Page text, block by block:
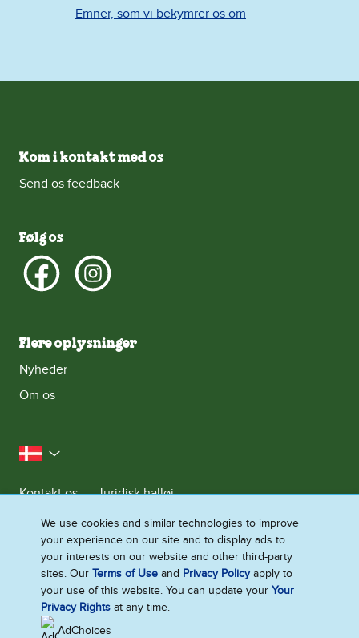
Emner, som vi bekymrer os om
Kom i kontakt med os
Send os feedback
Følg os
Flere oplysninger
Nyheder
Om os
Danmark
Kontakt os
Juridisk halløj
Meddelelse om databeskyttelse
Cookie-meddelelse
Adgang for alle
Sitemap
Se Fødevarestyrelsens Smiley-Rapporter
Ændre Indstillingerne
We use cookies and similar technologies to improve
your experience on our site and to display ads to
your interests on our website and other third-party
sites. OurTerms of Use and Privacy Policyapply to
your use of this website. You can update yourYour
Privacy Rights at any time.
AdChoices